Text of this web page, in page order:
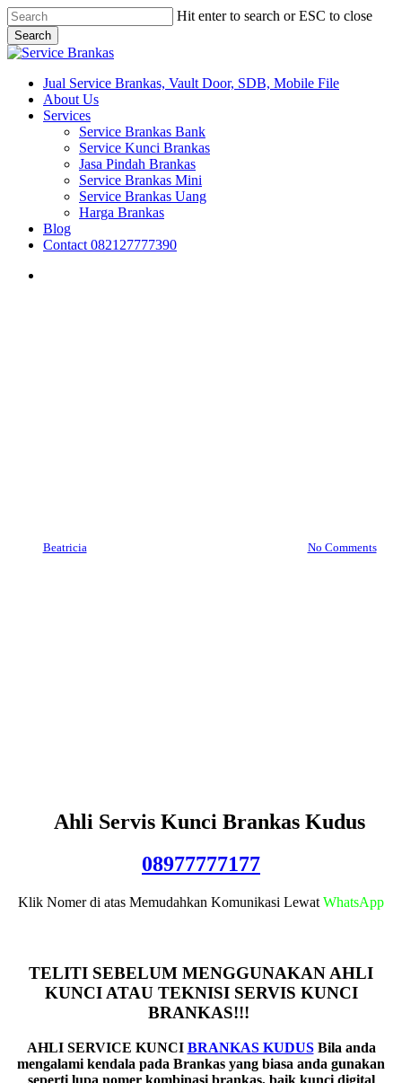
Skip
to
main
content
Hit enter to search or ESC to close
Search
Close
search
Menu
Jual Service Brankas, Vault Door, SDB, Mobile File
About Us
Services
Service Brankas Bank
Service Kunci Brankas
Jasa Pindah Brankas
Service Brankas Mini
Service Brankas Uang
Harga Brankas
Blog
Contact 082127777390
Beatricia No Comments
Ahli Servis Kunci Brankas Kudus
08977777177
Klik Nomer di atas Memudahkan Komunikasi Lewat WhatsApp
TELITI SEBELUM MENGGUNAKAN AHLI
KUNCI ATAU TEKNISI SERVIS KUNCI
BRANKAS!!!
AHLI SERVICE KUNCI BRANKAS KUDUSBila anda
mengalami kendala pada Brankas yang biasa anda gunakan
seperti lupa nomer kombinasi brankas, baik kunci digital